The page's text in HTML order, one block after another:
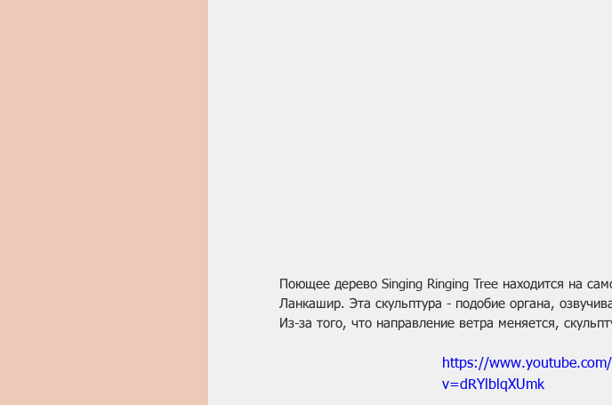
Поющее дерево Singing Ringing Tree находится на
Ланкашир. Эта скульптура - подобие органа,
Из-за того, что направление ветра меняется,
https://
v=dRYlblqXUmk